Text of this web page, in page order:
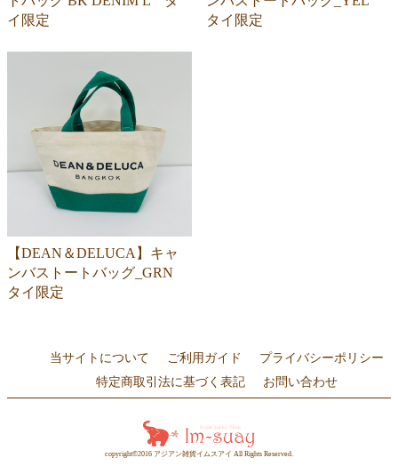
イ限定
タイ限定
【DEAN＆DELUCA】キャ
ンバストートバッグ_GRN
タイ限定
当サイトについて ご利用ガイド
プライバシーポリシー
特定商取引法に基づく表記
お問い合わせ
copyright©2016 アジアン雑貨イムスアイ All Rights Reserved.